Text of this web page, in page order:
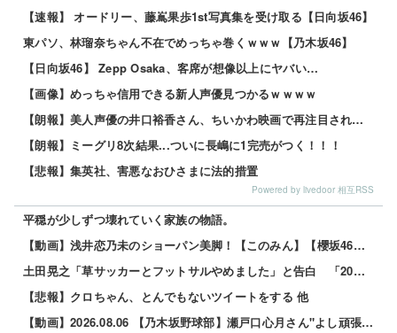
【速報】 オードリー、藤嶌果歩1st写真集を受け取る【日向坂46】
東パソ、林瑠奈ちゃん不在でめっちゃ巻くｗｗｗ【乃木坂46】
【日向坂46】 Zepp Osaka、客席が想像以上にヤバい…
【画像】めっちゃ信用できる新人声優見つかるｗｗｗｗ
【朗報】美人声優の井口裕香さん、ちいかわ映画で再注目されるｗｗｗｗ
【朗報】ミーグリ8次結果...ついに長嶋に1完売がつく！！！
【悲報】集英社、害悪なおひさまに法的措置
Powered by livedoor 相互RSS
平穏が少しずつ壊れていく家族の物語。
【動画】浅井恋乃未のショーパン美脚！【このみん】【櫻坂46】 他
土田晃之「草サッカーとフットサルやめました」と告白 「20代の若手が来るんです。つまんなくて」 他
【悲報】クロちゃん、とんでもないツイートをする 他
【動画】2026.08.06 【乃木坂野球部】瀬戸口心月さん"よし頑張るぞの気持ち"の始球式【コラボ第5弾】